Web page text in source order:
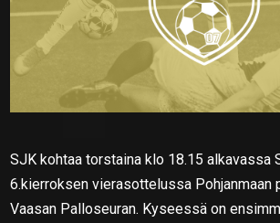
SJK kohtaa torstaina klo 18.15 alkavassa
6.kierroksen vierasottelussa Pohjanmaan
Vaasan Palloseuran. Kyseessä on